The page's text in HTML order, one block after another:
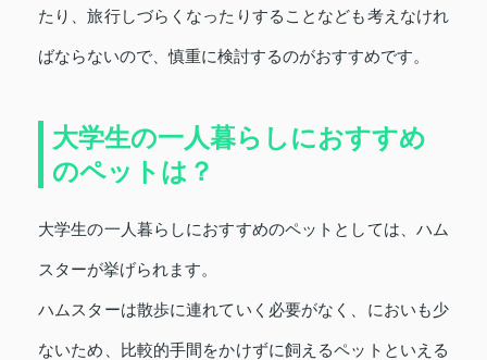
たり、旅行しづらくなったりすることなども考えなけれ
ばならないので、慎重に検討するのがおすすめです。
大学生の一人暮らしにおすすめ
のペットは？
大学生の一人暮らしにおすすめのペットとしては、ハム
スターが挙げられます。
ハムスターは散歩に連れていく必要がなく、においも少
ないため、比較的手間をかけずに飼えるペットといえる